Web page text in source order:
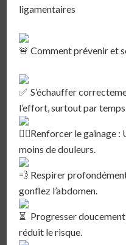
ligamentaires⁣
Comment prévenir et
S’échauffer
l’effort, surtout par
Renforcer le gainage :
moins de douleurs.⁣
Respirer
gonflez l’abdomen.⁣
Progresser
réduit le risque.⁣